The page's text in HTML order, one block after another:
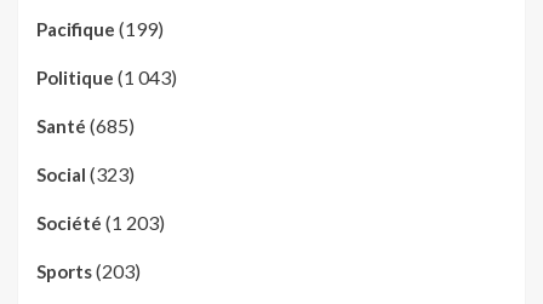
Pacifique (199)
Politique (1 043)
Santé (685)
Social (323)
Société (1 203)
Sports(203)